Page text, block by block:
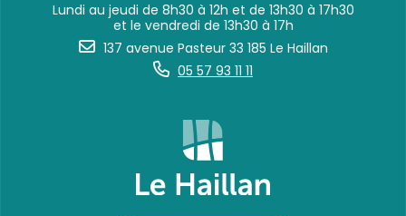
Lundi au jeudi de 8h30 à 12h et de 13h30 à 17h30
et le vendredi de 13h30 à 17h
137 avenue Pasteur 33 185 Le Haillan
05 57 93 11 11